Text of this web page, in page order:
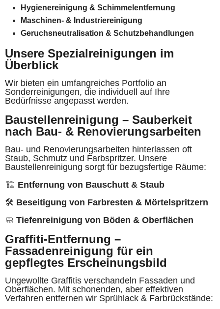
Hygienereinigung & Schimmelentfernung
Maschinen- & Industriereinigung
Geruchsneutralisation & Schutzbehandlungen
Unsere Spezialreinigungen im
Überblick
Wir bieten ein umfangreiches Portfolio an
Sonderreinigungen, die individuell auf Ihre
Bedürfnisse angepasst werden.
Baustellenreinigung – Sauberkeit
nach Bau- & Renovierungsarbeiten
Bau- und Renovierungsarbeiten hinterlassen oft
Staub, Schmutz und Farbspritzer. Unsere
Baustellenreinigung sorgt für bezugsfertige Räume:
🏗 Entfernung von Bauschutt & Staub
🛠 Beseitigung von Farbresten & Mörtelspritzern
🧼 Tiefenreinigung von Böden & Oberflächen
Graffiti-Entfernung –
Fassadenreinigung für ein
gepflegtes Erscheinungsbild
Ungewollte Graffitis verschandeln Fassaden und
Oberflächen. Mit schonenden, aber effektiven
Verfahren entfernen wir Sprühlack & Farbrückstände: